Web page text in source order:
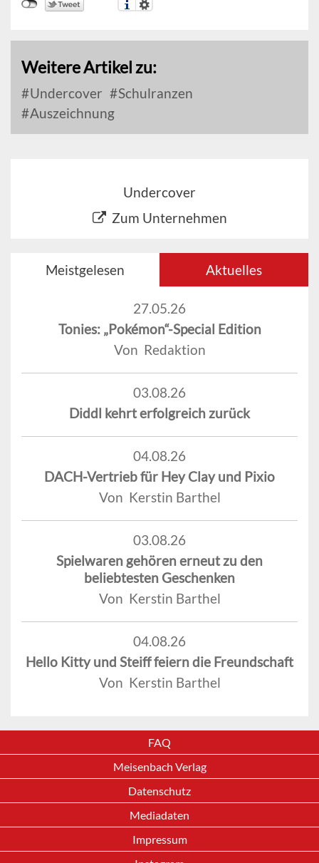
Weitere Artikel zu:
Undercover
Schulranzen
Auszeichnung
Undercover
Zum Unternehmen
Meistgelesen Aktuelles
27.05.26
Tonies: „Pokémon“-Special Edition
Von Redaktion
03.08.26
Diddl kehrt erfolgreich zurück
04.08.26
DACH-Vertrieb für Hey Clay und Pixio
Von Kerstin Barthel
03.08.26
Spielwaren gehören erneut zu den
beliebtesten Geschenken
Von Kerstin Barthel
04.08.26
Hello Kitty und Steiff feiern die Freundschaft
Von Kerstin Barthel
FAQ
Meisenbach Verlag
Datenschutz
Mediadaten
Impressum